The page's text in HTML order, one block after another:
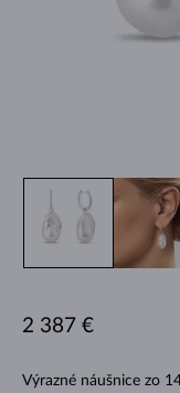
Výrazné náušnice zo
2 387 €